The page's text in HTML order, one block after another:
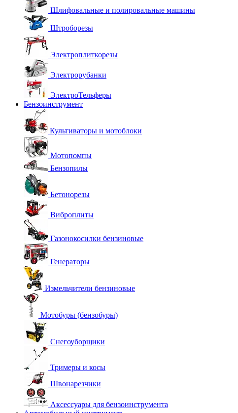
Шлифовальные и полировальные машины
Штроборезы
Электроплиткорезы
Электрорубанки
ЭлектроТельферы
Бензоинструмент
Культиваторы и мотоблоки
Мотопомпы
Бензопилы
Бетонорезы
Виброплиты
Газонокосилки бензиновые
Генераторы
Измельчители бензиновые
Мотобуры (бензобуры)
Снегоуборщики
Тримеры и косы
Швонарезчики
Аксессуары для бензоинструмента